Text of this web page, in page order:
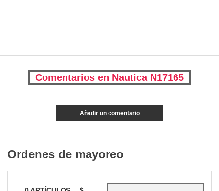
Comentarios en Nautica N17165
Añadir un comentario
Ordenes de mayoreo